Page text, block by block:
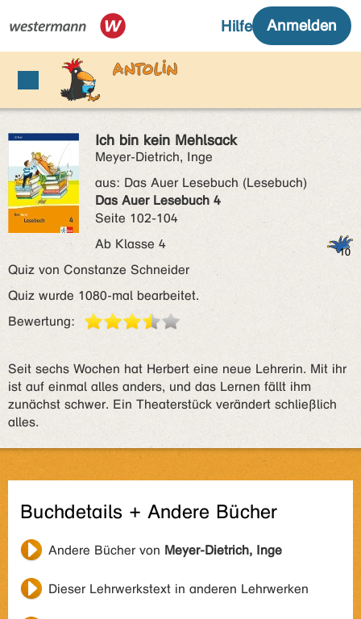
Ich bin kein Mehlsack
Meyer-Dietrich, Inge
aus: Das Auer Lesebuch (Lesebuch)
Das Auer Lesebuch 4
Seite 102-104
Ab Klasse 4
Quiz von Constanze Schneider
Quiz wurde 1080-mal bearbeitet.
Bewertung:
Seit sechs Wochen hat Herbert eine neue Lehrerin. Mit ihr
ist auf einmal alles anders, und das Lernen fällt ihm
zunächst schwer. Ein Theaterstück verändert schließlich
alles.
Buchdetails + Andere Bücher
Andere Bücher von Meyer-Dietrich, Inge
Dieser Lehrwerkstext in anderen Lehrwerken